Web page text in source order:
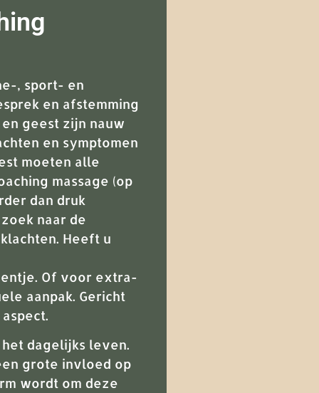
, sport- en
en afstemming
geest zijn nauw
en symptomen
moeten alle
massage (op
dan druk
naar de
Heeft u
Of voor extra-
aanpak. Gericht
dagelijks leven.
grote invloed op
wordt om deze